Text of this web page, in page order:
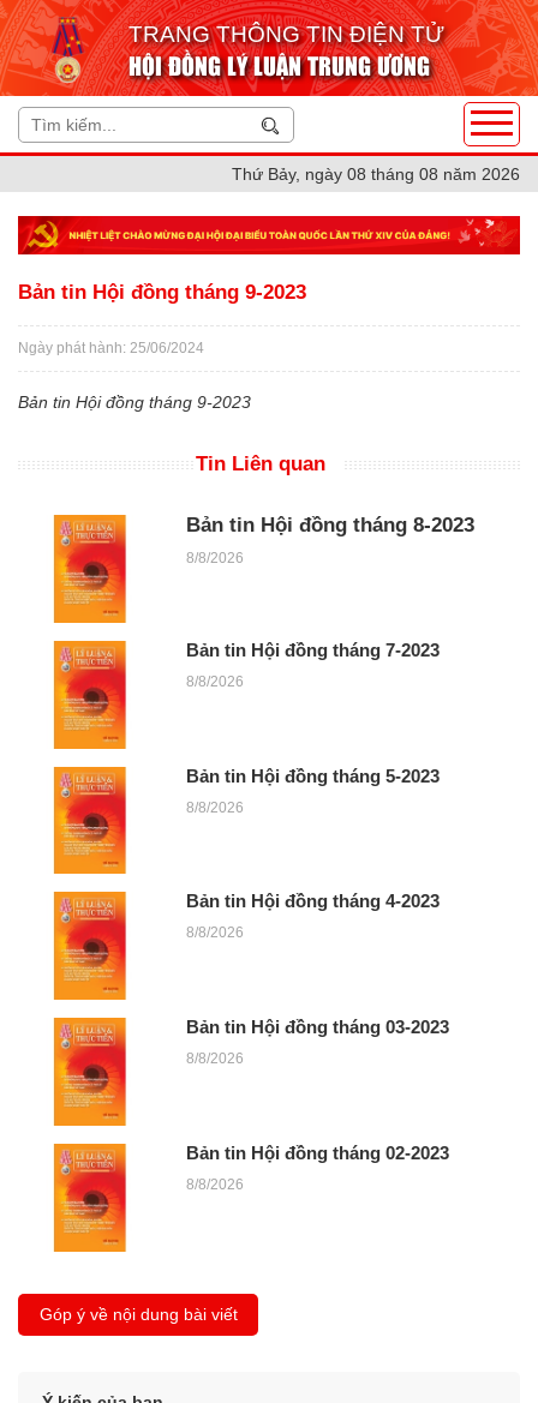
TRANG THÔNG TIN ĐIỆN TỬ
HỘI ĐỒNG LÝ LUẬN TRUNG ƯƠNG
Thứ Bảy, ngày 08 tháng 08 năm 2026
Bản tin Hội đồng tháng 9-2023
Ngày phát hành: 25/06/2024
Bản tin Hội đồng tháng 9-2023
Tin Liên quan
Bản tin Hội đồng tháng 8-2023
8/8/2026
Bản tin Hội đồng tháng 7-2023
8/8/2026
Bản tin Hội đồng tháng 5-2023
8/8/2026
Bản tin Hội đồng tháng 4-2023
8/8/2026
Bản tin Hội đồng tháng 03-2023
8/8/2026
Bản tin Hội đồng tháng 02-2023
8/8/2026
Góp ý về nội dung bài viết